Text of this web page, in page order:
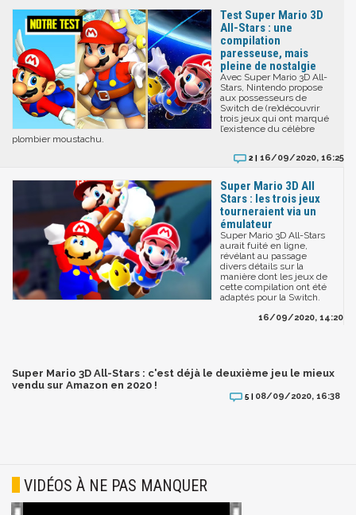
Test Super Mario 3D
All-Stars : une
compilation
paresseuse, mais
pleine de nostalgie
Avec Super Mario 3D All-
Stars, Nintendo propose
aux possesseurs de
Switch de (re)découvrir
trois jeux qui ont marqué
l’existence du célèbre
plombier moustachu.
2 | 16/09/2020, 16:25
Super Mario 3D All
Stars : les trois jeux
tourneraient via un
émulateur
Super Mario 3D All-Stars
aurait fuité en ligne,
révélant au passage
divers détails sur la
manière dont les jeux de
cette compilation ont été
adaptés pour la Switch.
16/09/2020, 14:20
Super Mario 3D All-Stars : c'est déjà le deuxième jeu le mieux
vendu sur Amazon en 2020 !
5 | 08/09/2020, 16:38
VIDÉOS À NE PAS MANQUER